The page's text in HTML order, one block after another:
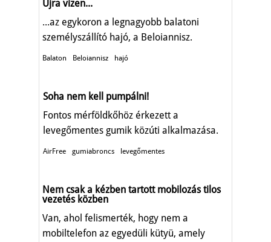
Újra vízen...
...az egykoron a legnagyobb balatoni
személyszállító hajó, a Beloiannisz.
Balaton Beloiannisz hajó
Soha nem kell pumpálni!
Fontos mérföldkőhöz érkezett a
levegőmentes gumik közúti alkalmazása.
AirFree gumiabroncs levegőmentes
Nem csak a kézben tartott mobilozás tilos
vezetés közben
Van, ahol felismerték, hogy nem a
mobiltelefon az egyedüli kütyü, amely